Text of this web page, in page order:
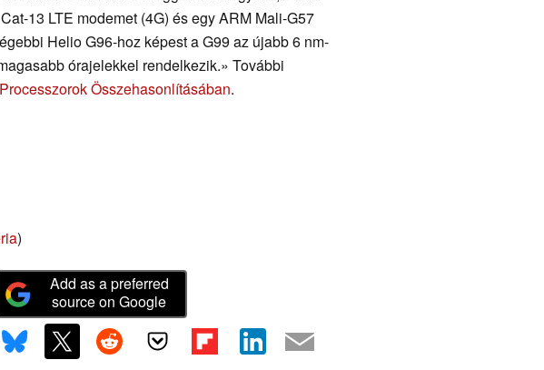
13 LTE modemet (4G) és egy ARM Mali-G57
Helio G96-hoz képest a G99 az újabb 6 nm-
órajelekkel rendelkezik.» További
Összehasonlításában.
)
Add as a preferred
source on Google